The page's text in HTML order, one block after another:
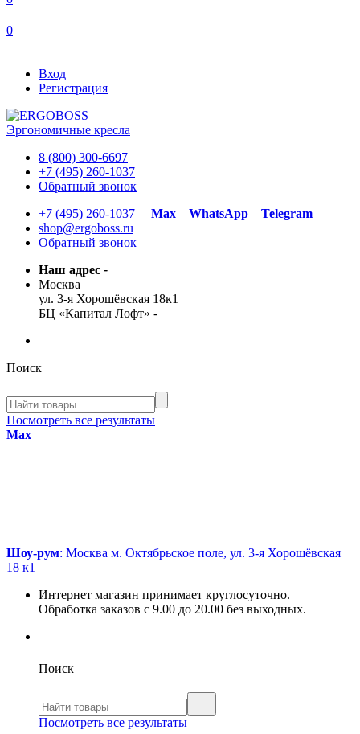
0
Вход
Регистрация
Эргономичные кресла
8 (800) 300-6697
+7 (495) 260-1037
Обратный звонок
+7 (495) 260-1037
Max WhatsApp
Telegram
shop@ergoboss.ru
Обратный звонок
Наш адрес -
Москва
ул. 3-я Хорошёвская 18к1
БЦ «Капитал Лофт» -
Поиск
Посмотреть все результаты
Max
Шоу-рум: Москва м. Октябрьское поле, ул. 3-я Хорошёвская
18 к1
Интернет магазин принимает круглосуточно.
Обработка заказов с 9.00 до 20.00 без выходных.
Поиск
Посмотреть все результаты